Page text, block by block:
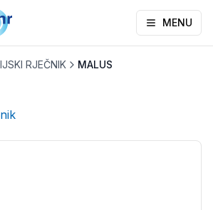
MENU
RJEČNIK MALUS